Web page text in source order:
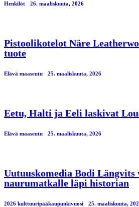
Henkilöt 26. maaliskuuta, 2026
Pistoolikotelot Näre
tuote
Elävä maaseutu 25. maaliskuuta, 2026
Eetu, Halti ja Eeli laskivat
Elävä maaseutu 25. maaliskuuta, 2026
Uutuuskomedia Bodi Längvits
naurumatkalle läpi historian
2026 kulttuuripääkaupunkivuosi 25. maaliskuuta,